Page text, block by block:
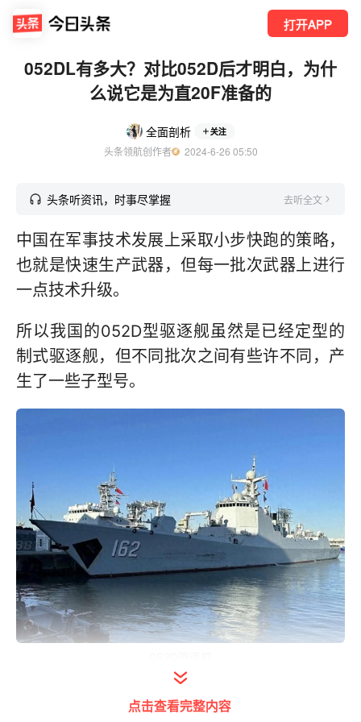
打开APP
052DL有多大？对比052D后才明白，为什
么说它是为直20F准备的
全面剖析 关注
头条领航创作者
  2024-6-26 05:50
头条听资讯，时事尽掌握 去听全文
中国在军事技术发展上采取小步快跑的策略，
也就是快速生产武器，但每一批次武器上进行
一点技术升级。
所以我国的052D型驱逐舰虽然是已经定型的
制式驱逐舰，但不同批次之间有些许不同，产
生了一些子型号。
052DL驱逐舰点击查看完整内容